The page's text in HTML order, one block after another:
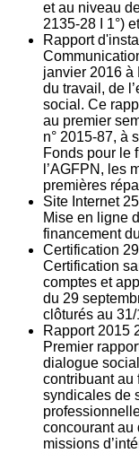
et au niveau
2135‐28 I 1°)
Rapport
janvier 2016 à
du travail, de
social. Ce
au premier
n° 2015-87, à
Fonds pour le
l’AGFPN, les
premières
Site Internet 25
Mise en ligne
financement
Certification 29
Certification
comptes et
du 29
clôturés au
Rapport 2015
Premier
dialogue
contribuant au
syndicales de
concourant au
missions